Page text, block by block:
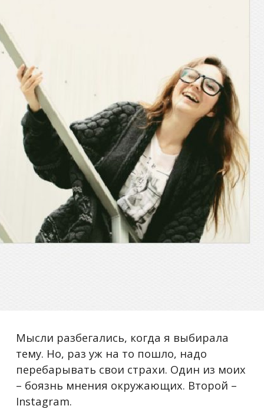
Мысли разбегались, когда я выбирала
тему. Но, раз уж на то пошло, надо
перебарывать свои страхи. Один из моих
– боязнь мнения окружающих. Второй –
Instagram.